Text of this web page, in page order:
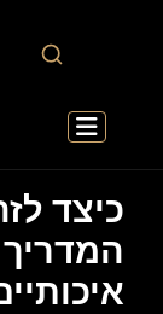
כיצד
המדריך